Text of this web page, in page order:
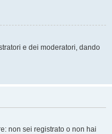
e dei moderatori, dando
non sei registrato o non hai